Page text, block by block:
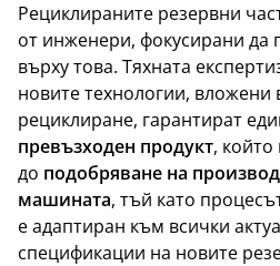
Рециклираните резервни
от инженери, фокусирани да
върху това. Тяхната
новите технологии, вложени
рециклиране, гарантират
превъзходен продукт, който
до подобряване на
машината, тъй като
е адаптиран към всички
спецификации на новите